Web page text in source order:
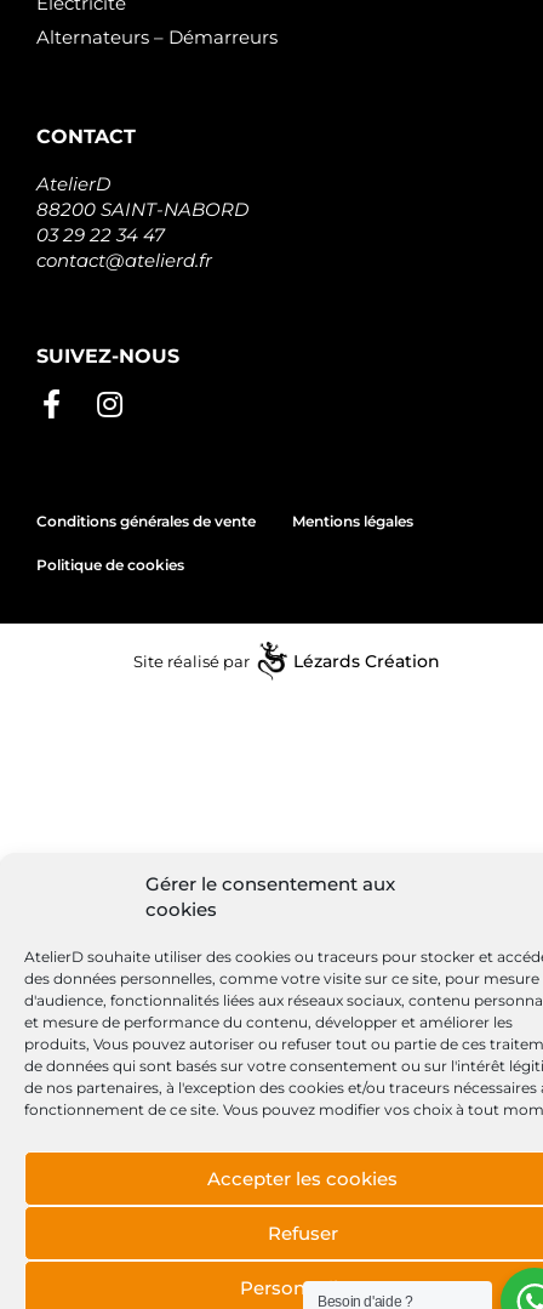
Gérer le consentement aux
cookies
AtelierD souhaite utiliser des cookies ou traceurs pour stocker et
des données personnelles, comme votre visite sur ce site, pour mesure
d'audience, fonctionnalités liées aux réseaux sociaux, contenu
et mesure de performance du contenu, développer et améliorer les
produits, Vous pouvez autoriser ou refuser tout ou partie de ces
de données qui sont basés sur votre consentement ou sur l'intérêt
de nos partenaires, à l'exception des cookies et/ou traceurs nécessaires
fonctionnement de ce site. Vous pouvez modifier vos choix à tout
Accepter les cookies
Refuser
Personnaliser
Alternateurs – Démarreurs
CONTACT
AtelierD
88200 SAINT-NABORD
03 29 22 34 47
contact@atelierd.fr
SUIVEZ-NOUS
Conditions générales de vente Mentions légales
Politique de cookies
Site réalisé par Lézards Création
Besoin d'aide ?